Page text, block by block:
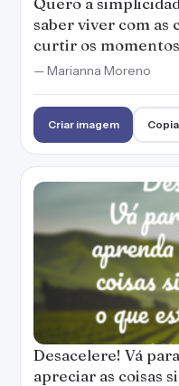
saber viver com as
curtir os
— Marianna Moreno
Criar imagem
Desacelere! Vá
apreciar as coisas